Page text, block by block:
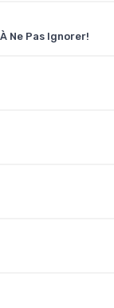
Ne Pas Ignorer!